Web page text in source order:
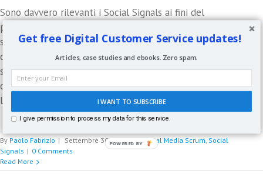
Sono davvero rilevanti i Social Signals ai fini del
posizionamento del tuo sito/blog?E' finita la pacchia.Inizia a
scendere la temperatura ma non devi temere; grazie a
questo post scottante manterrò alta la tua gradazione
social.Da tempo infatti si dibatte su una ipotetica
correlazione tra le nostra attività sui Social Network e
l'ottimizzazione del posizionamento (SEO) [...]
By Paolo Fabrizio | Settembre 30th, 2013 | Social Media Scrum, Social
Signals | 0 Comments
Read More
Get free Digital Customer Service updates!
I WANT TO SUBSCRIBE
I give permission to process my data for this service.
Articles, case studies and ebooks. Zero spam.
POWERED